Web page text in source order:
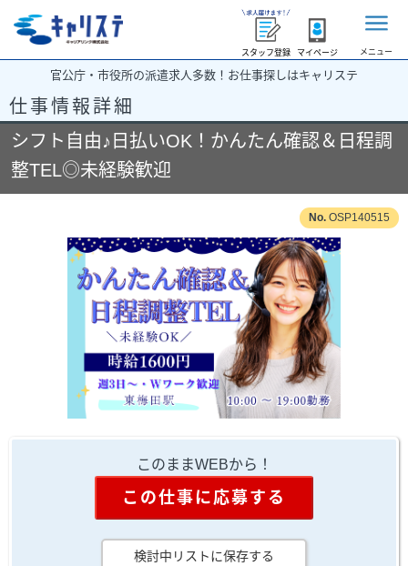
スタッフ登録 マイページ メニュー
官公庁・市役所の派遣求人多数！お仕事探しはキャリステ
仕事情報詳細
シフト自由♪日払いOK！かんたん確認＆日程調
整TEL◎未経験歓迎
OSP140515
このままWEBから！
この仕事に応募する
検討中リストに保存する